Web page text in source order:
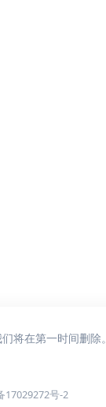
将在第一时间删除。
17029272号-2